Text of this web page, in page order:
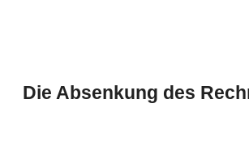
Die Absenkung des